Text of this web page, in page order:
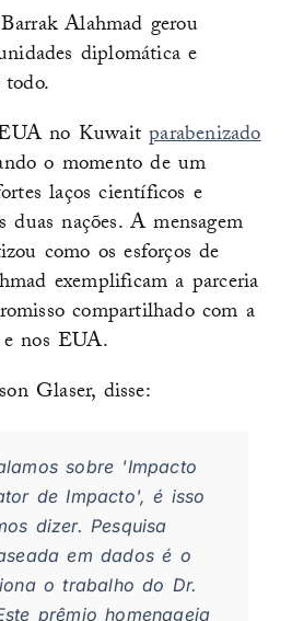
Alahmad gerou
diplomática e
no Kuwaitparabenizado
o momento de um
laços científicos e
duas nações. A mensagem
como os esforços de
exemplificam a parceria
compartilhado com a
nos EUA.
Glaser, disse:
sobre 'Impacto
de Impacto', é isso
dizer. Pesquisa
em dados é o
o trabalho do Dr.
prêmio homenageia